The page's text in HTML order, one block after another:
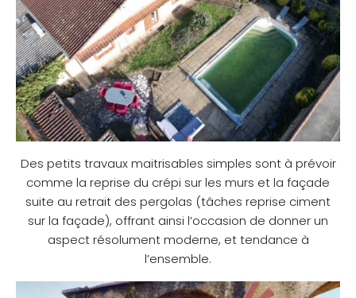
Des petits travaux maitrisables simples sont à prévoir
comme la reprise du crépi sur les murs et la façade
suite au retrait des pergolas (tâches reprise ciment
sur la façade), offrant ainsi l’occasion de donner un
aspect résolument moderne, et tendance à
l’ensemble.